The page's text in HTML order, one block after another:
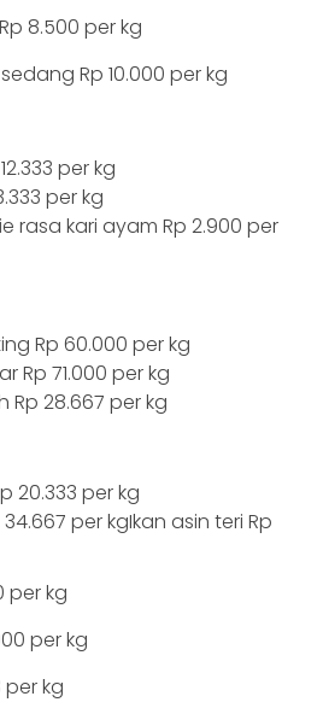
8.500 per kg
Rp 10.000 per kg
per kg
per kg
rasa kari ayam Rp 2.900 per
Rp 60.000 per kg
Rp 71.000 per kg
28.667 per kg
20.333 per kg
per kgIkan asin teri Rp
per kg
per kg
per kg